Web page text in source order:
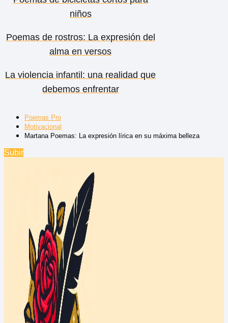
niños
Poemas de rostros: La expresión del
alma en versos
La violencia infantil: una realidad que
debemos enfrentar
Poemas Pro
Motivacional
Martana Poemas: La expresión lírica en su máxima belleza
Subir